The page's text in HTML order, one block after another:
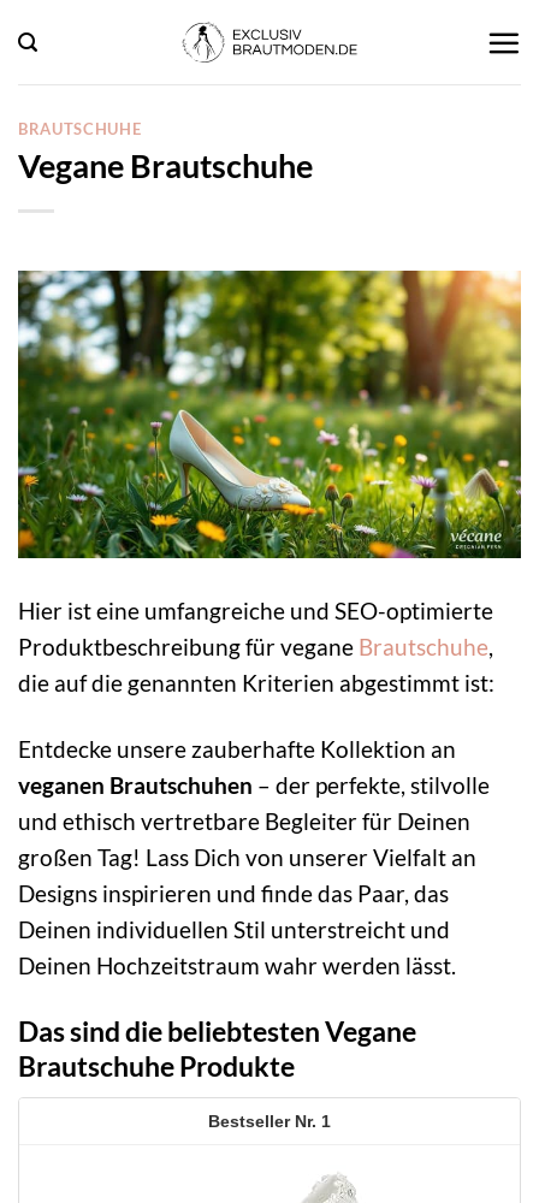
Inhalt
springen
BRAUTSCHUHE
Vegane Brautschuhe
Hier ist eine umfangreiche und SEO-optimierte
Produktbeschreibung für vegane Brautschuhe,
die auf die genannten Kriterien abgestimmt ist:
Entdecke unsere zauberhafte Kollektion an
veganen Brautschuhen – der perfekte, stilvolle
und ethisch vertretbare Begleiter für Deinen
großen Tag! Lass Dich von unserer Vielfalt an
Designs inspirieren und finde das Paar, das
Deinen individuellen Stil unterstreicht und
Deinen Hochzeitstraum wahr werden lässt.
Das sind die beliebtesten Vegane
Brautschuhe Produkte
1